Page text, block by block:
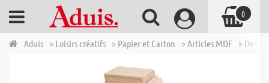
Aduis > Loisirs créatifs > Papier et Carton > Articles MDF >
0